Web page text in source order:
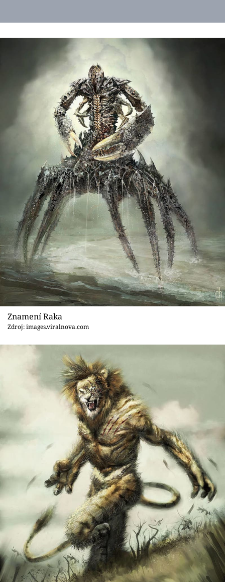
Znamení Raka
Zdroj: images.viralnova.com